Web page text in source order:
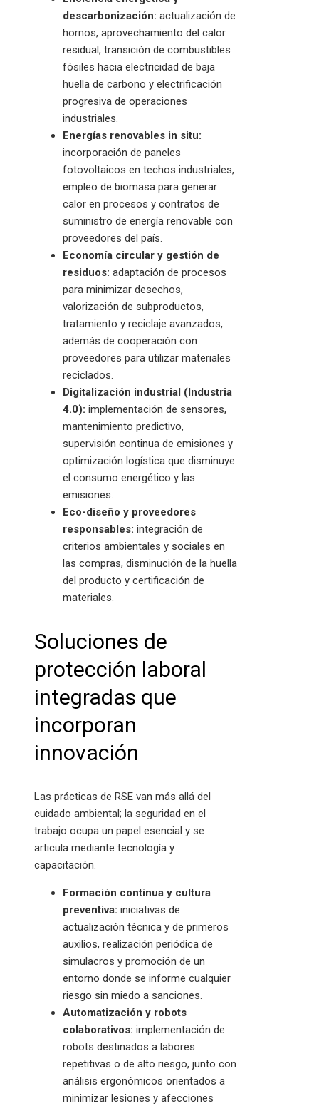
descarbonización: actualización de
hornos, aprovechamiento del calor
residual, transición de combustibles
fósiles hacia electricidad de baja
huella de carbono y electrificación
progresiva de operaciones
industriales.
Energías renovables in situ:
incorporación de paneles
fotovoltaicos en techos industriales,
empleo de biomasa para generar
calor en procesos y contratos de
suministro de energía renovable con
proveedores del país.
Economía circular y gestión de
residuos: adaptación de procesos
para minimizar desechos,
valorización de subproductos,
tratamiento y reciclaje avanzados,
además de cooperación con
proveedores para utilizar materiales
reciclados.
Digitalización industrial (Industria
4.0): implementación de sensores,
mantenimiento predictivo,
supervisión continua de emisiones y
optimización logística que disminuye
el consumo energético y las
emisiones.
Eco-diseño y proveedores
responsables: integración de
criterios ambientales y sociales en
las compras, disminución de la huella
del producto y certificación de
materiales.
Soluciones de
protección laboral
integradas que
incorporan
innovación
Las prácticas de RSE van más allá del
cuidado ambiental; la seguridad en el
trabajo ocupa un papel esencial y se
articula mediante tecnología y
capacitación.
Formación continua y cultura
preventiva: iniciativas de
actualización técnica y de primeros
auxilios, realización periódica de
simulacros y promoción de un
entorno donde se informe cualquier
riesgo sin miedo a sanciones.
Automatización y robots
colaborativos: implementación de
robots destinados a labores
repetitivas o de alto riesgo, junto con
análisis ergonómicos orientados a
minimizar lesiones y afecciones